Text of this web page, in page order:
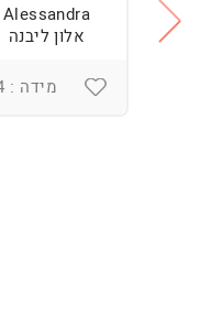
Alessandra
אלון ליבנה
מידה : 34